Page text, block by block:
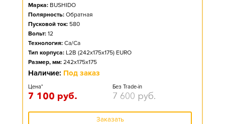
Марка: BUSHIDO
Полярность: Обратная
Пусковой ток: 580
Вольт: 12
Технология: Ca/Ca
Тип корпуса: L2B (242x175x175) EURO
Размер, мм: 242x175x175
Наличие: Под заказ
Цена*
7 100 руб.
Без Trade-in
7 600 руб.
Заказать